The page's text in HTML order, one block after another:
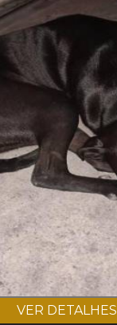
VER DETALHES